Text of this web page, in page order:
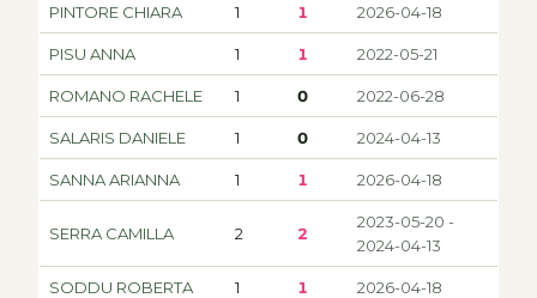
PINTORE CHIARA 1 1 2026-04-18
PISU ANNA 1 1 2022-05-21
ROMANO RACHELE 1 0 2022-06-28
SALARIS DANIELE 1 0 2024-04-13
SANNA ARIANNA 1 1 2026-04-18
SERRA CAMILLA 2 2
2023-05-20 -
2024-04-13
SODDU ROBERTA 1 1 2026-04-18